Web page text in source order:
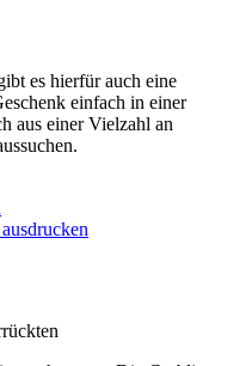
es hierfür auch eine
einfach in einer
aus einer Vielzahl an